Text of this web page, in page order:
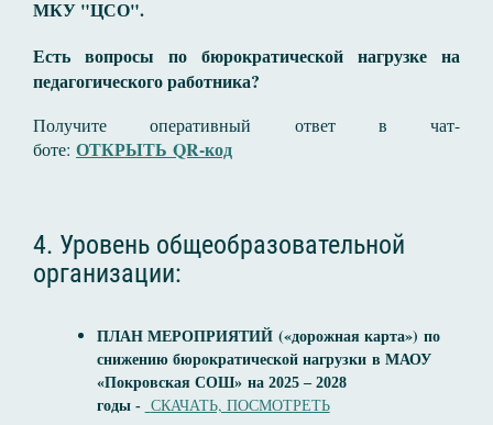
МКУ "ЦСО".
Есть вопросы по бюрократической нагрузке на
педагогического работника?
Получите оперативный ответ в чат-
боте: ОТКРЫТЬ QR-код
4. Уровень общеобразовательной
организации:
ПЛАН МЕРОПРИЯТИЙ («дорожная карта») по
снижению бюрократической нагрузки в МАОУ
«Покровская СОШ» на 2025 – 2028
годы - СКАЧАТЬ, ПОСМОТРЕТЬ